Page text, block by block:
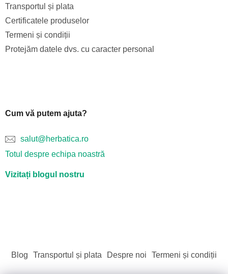
Transportul și plata
Certificatele produselor
Termeni și condiții
Protejăm datele dvs. cu caracter personal
Cum vă putem ajuta?
salut@herbatica.ro
Totul despre echipa noastră
Vizitați blogul nostru
Blog Transportul și plata Despre noi Termeni și condiții